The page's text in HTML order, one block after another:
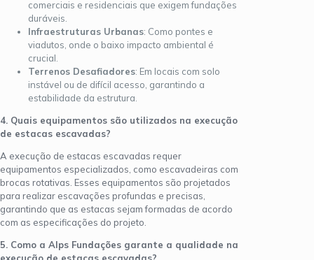
comerciais e residenciais que exigem fundações
duráveis.
Infraestruturas Urbanas: Como pontes e
viadutos, onde o baixo impacto ambiental é
crucial.
Terrenos Desafiadores: Em locais com solo
instável ou de difícil acesso, garantindo a
estabilidade da estrutura.
4. Quais equipamentos são utilizados na execução
de estacas escavadas?
A execução de estacas escavadas requer
equipamentos especializados, como escavadeiras com
brocas rotativas. Esses equipamentos são projetados
para realizar escavações profundas e precisas,
garantindo que as estacas sejam formadas de acordo
com as especificações do projeto.
5. Como a Alps Fundações garante a qualidade na
execução de estacas escavadas?